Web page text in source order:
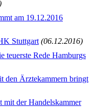
am 19.12.2016
Stuttgart (06.12.2016)
teuerste Rede Hamburgs
den Ärztekammern bringt
mit der Handelskammer